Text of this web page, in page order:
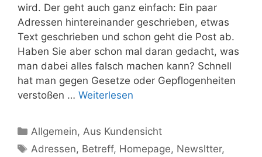
wird. Der geht auch ganz einfach: Ein paar
Adressen hintereinander geschrieben, etwas
Text geschrieben und schon geht die Post ab.
Haben Sie aber schon mal daran gedacht, was
man dabei alles falsch machen kann? Schnell
hat man gegen Gesetze oder Gepflogenheiten
verstoßen … Weiterlesen
Kategorien
Allgemein,Aus Kundensicht
Schlagwörter
Adressen, Betreff, Homepage, Newsltter,